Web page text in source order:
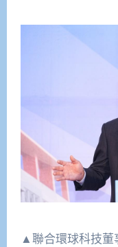
▲聯合環球科技董